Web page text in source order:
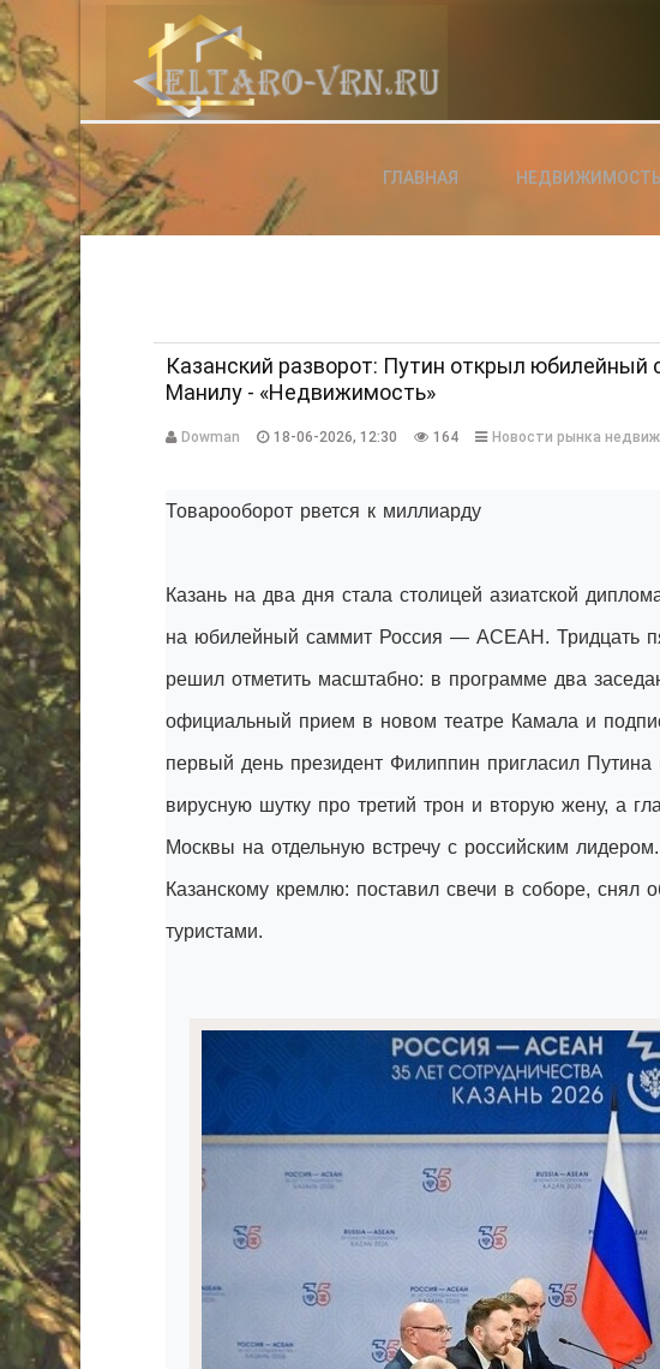
АВТОРИЗАЦИЯ НА САЙТЕ
Чужой компьютер Забыли пароль?
Регистрация
ГЛАВНАЯ НЕДВИЖИМОСТЬ
Казанский разворот: Путин открыл
Манилу - «Недвижимость»
Dowman 18-06-2026, 12:30 164 Новости рынка
Товарооборот рвется к миллиарду
Казань на два дня стала столицей азиатской
на юбилейный саммит Россия — АСЕАН. Тридцать
решил отметить масштабно: в программе два
официальный прием в новом театре Камала и
первый день президент Филиппин пригласил
вирусную шутку про третий трон и вторую жену, а
Москвы на отдельную встречу с российским
Казанскому кремлю: поставил свечи в соборе,
туристами.